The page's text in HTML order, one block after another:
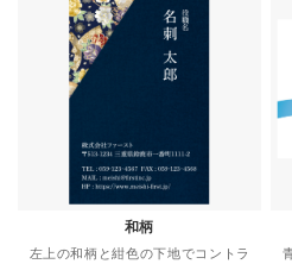
和柄
左上の和柄と紺色の下地でコントラ